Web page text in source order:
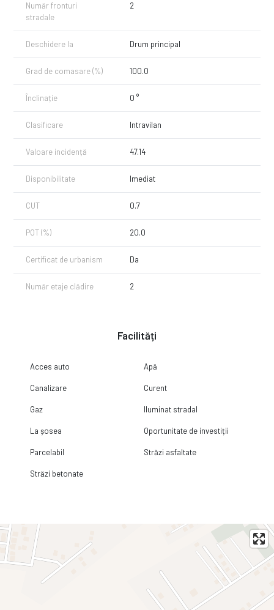
📐 Terenul are formă regulată, topografie plană și este ideal pentru
construcții rezidențiale sau dezvoltări imobiliare.
✅ Zonă aflată într-o expansiune accelerată – perfectă pentru
dezvoltatori sau investitori care caută potențial pe termen mediu și
Număr fronturi
stradale
2
Deschidere la Drum principal
Grad de comasare (%) 100.0
Înclinație 0 °
Clasificare Intravilan
Valoare incidență 47.14
Disponibilitate Imediat
CUT 0.7
POT (%) 20.0
Certificat de urbanism Da
Număr etaje clădire 2
Facilități
Acces auto Apă
Canalizare Curent
Gaz Iluminat stradal
La șosea Oportunitate de investiții
Parcelabil Străzi asfaltate
Străzi betonate